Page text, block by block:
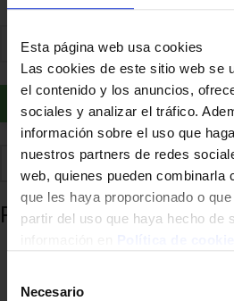
Esta página web usa cookies
Las cookies de este sitio web se
el contenido y los anuncios,
sociales y analizar el tráfico.
información sobre el uso que
nuestros partners de redes
web, quienes pueden combinarla
que les haya proporcionado o
partir del uso que haya hecho de
Necesario
Añadir al
Añadir a favoritos
Productos